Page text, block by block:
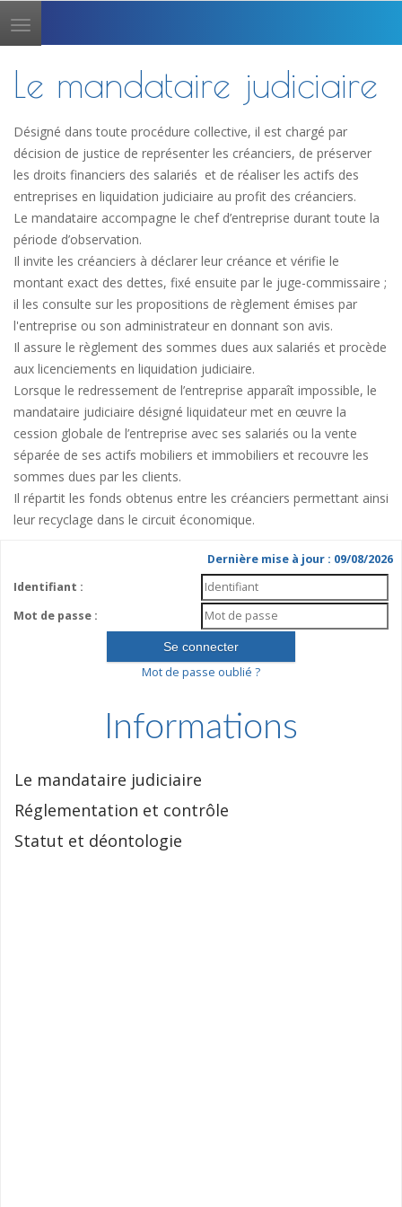
Toggle
navigation
Le mandataire judiciaire
Désigné dans toute procédure collective, il est chargé par
décision de justice de représenter les créanciers, de préserver
les droits financiers des salariés et de réaliser les actifs des
entreprises en liquidation judiciaire au profit des créanciers.
Le mandataire accompagne le chef d’entreprise durant toute la
période d’observation.
Il invite les créanciers à déclarer leur créance et vérifie le
montant exact des dettes, fixé ensuite par le juge-commissaire ;
il les consulte sur les propositions de règlement émises par
l'entreprise ou son administrateur en donnant son avis.
Il assure le règlement des sommes dues aux salariés et procède
aux licenciements en liquidation judiciaire.
Lorsque le redressement de l’entreprise apparaît impossible, le
mandataire judiciaire désigné liquidateur met en œuvre la
cession globale de l’entreprise avec ses salariés ou la vente
séparée de ses actifs mobiliers et immobiliers et recouvre les
sommes dues par les clients.
Il répartit les fonds obtenus entre les créanciers permettant ainsi
leur recyclage dans le circuit économique.
Dernière mise à jour : 09/08/2026
Identifiant :
Mot de passe :
Mot de passe oublié ?
Informations
Le mandataire judiciaire
Réglementation et contrôle
Statut et déontologie